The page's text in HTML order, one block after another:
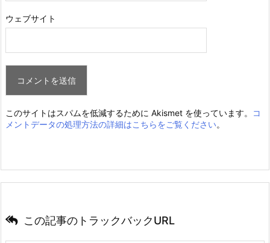
ウェブサイト
このサイトはスパムを低減するために Akismet を使っています。
コ
メントデータの処理方法の詳細はこちらをご覧ください。
この記事のトラックバックURL